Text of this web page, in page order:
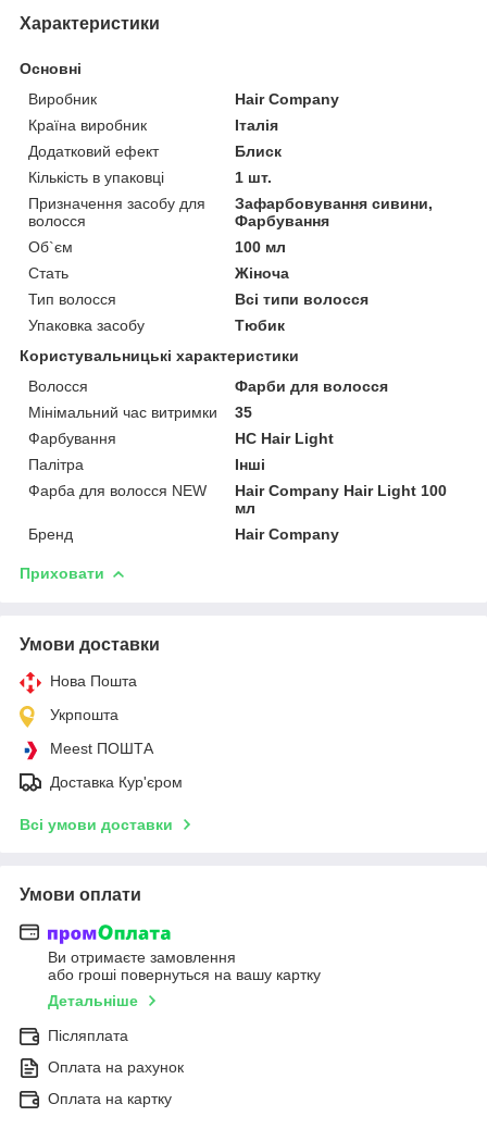
Характеристики
Основні
Виробник
Hair Company
Країна виробник
Італія
Додатковий ефект
Блиск
Кількість в упаковці
1 шт.
Призначення засобу для
волосся
Зафарбовування сивини,
Фарбування
Об`єм
100 мл
Стать
Жіноча
Тип волосся
Всі типи волосся
Упаковка засобу
Тюбик
Користувальницькі характеристики
Волосся
Фарби для волосся
Мінімальний час витримки
35
Фарбування
HC Hair Light
Палітра
Інші
Фарба для волосся NEW
Hair Company Hair Light 100
мл
Бренд
Hair Company
Приховати
Умови доставки
Нова Пошта
Укрпошта
Meest ПОШТА
Доставка Кур'єром
Всі умови доставки
Умови оплати
Ви отримаєте замовлення
або гроші повернуться на вашу картку
Детальніше
Післяплата
Оплата на рахунок
Оплата на картку